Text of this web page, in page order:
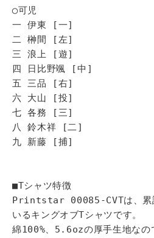
◯可児
一 伊東 [一]
二 榊間 [左]
三 浪上 [遊]
四 日比野颯 [中]
五 三品 [右]
六 大山 [投]
七 各務 [三]
八 鈴木祥 [二]
九 新藤 [捕]
■Tシャツ特徴
Printstar 00085-CVTは、累
いるキングオブTシャツです。
綿100%、5.6ozの厚手生地なの